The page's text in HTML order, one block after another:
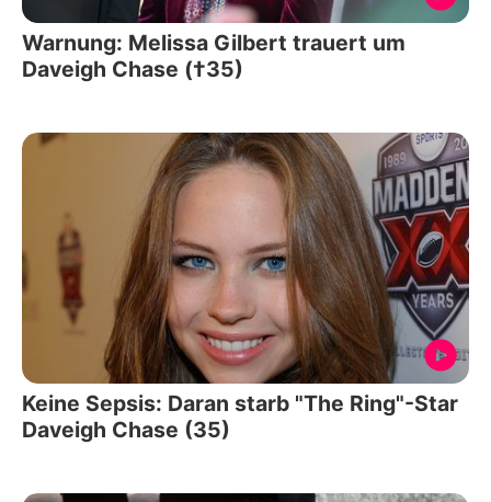
Warnung: Melissa Gilbert trauert um
Daveigh Chase (†35)
Keine Sepsis: Daran starb "The Ring"-Star
Daveigh Chase (35)